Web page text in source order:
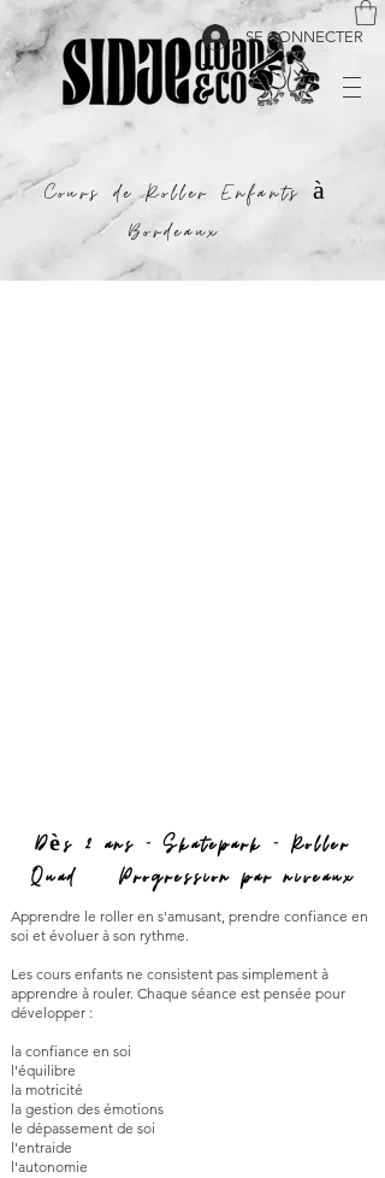
SE CONNECTER
Cours de Roller Enfants à
Bordeaux
Dès 2 ans - Skatepark - Roller
Quad • Progression par niveaux
Apprendre le roller en s'amusant, prendre confiance en
soi et évoluer à son rythme.
Les cours enfants ne consistent pas simplement à
apprendre à rouler. Chaque séance est pensée pour
développer :
la confiance en soi
l'équilibre
la motricité
la gestion des émotions
le dépassement de soi
l'entraide
l'autonomie